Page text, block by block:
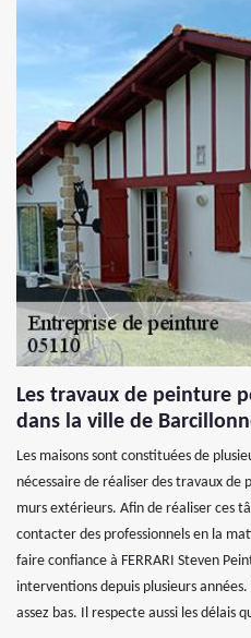
Les travaux de peinture
dans la ville de
Les maisons sont constituées de
nécessaire de réaliser des travaux de
murs extérieurs. Afin de réaliser ces
contacter des professionnels en la
faire confiance à FERRARI Steven
interventions depuis plusieurs
assez bas. Il respecte aussi les délais